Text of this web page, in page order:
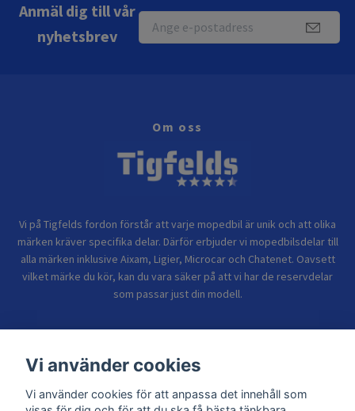
Anmäl dig till vår
nyhetsbrev
Om oss
Vi på Tigfelds fordon förstår att varje mopedbil är unik och att olika
märken kräver specifika delar. Därför erbjuder vi mopedbilsdelar till
alla märken inklusive Aixam, Ligier, Microcar och Chatenet. Oavsett
vilket märke du kör, kan du vara säker på att vi har de reservdelar
som passar just din modell.
Sidor
Vi använder cookies
Vi använder cookies för att anpassa det innehåll som